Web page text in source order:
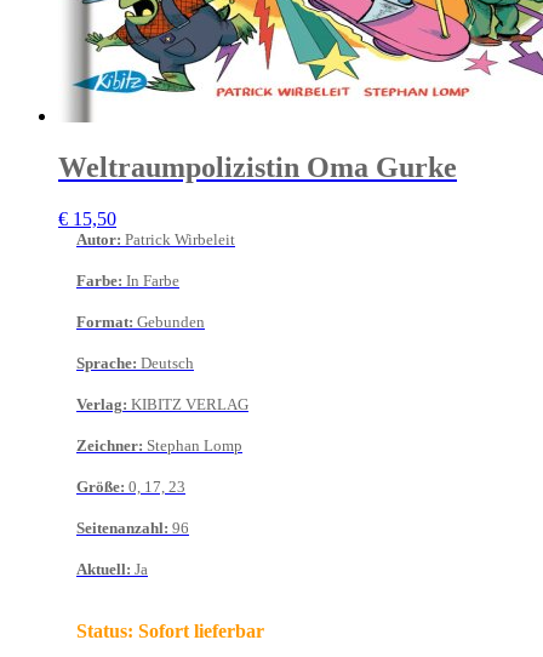
Weltraumpolizistin Oma Gurke
€ 15,50
Autor: Patrick Wirbeleit
Farbe: In Farbe
Format: Gebunden
Sprache: Deutsch
Verlag: KIBITZ VERLAG
Zeichner: Stephan Lomp
Größe: 0, 17, 23
Seitenanzahl: 96
Aktuell: Ja
Status: Sofort lieferbar